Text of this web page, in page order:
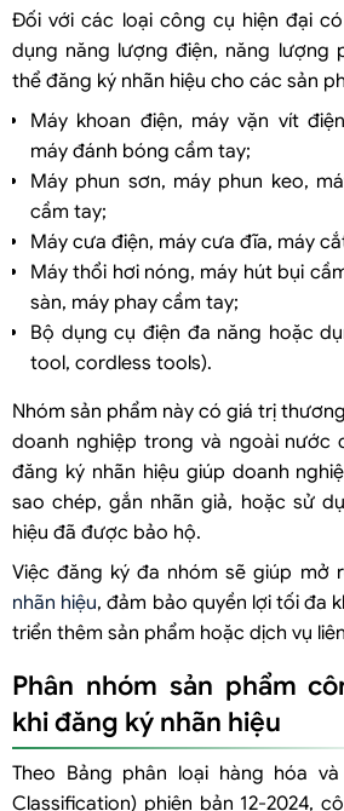
Đối với các loại công cụ hiện đại
dụng năng lượng điện, năng lượng
thể đăng ký nhãn hiệu cho các sản
Máy khoan điện, máy vặn vít
máy đánh bóng cầm tay;
Máy phun sơn, máy phun keo,
cầm tay;
Máy cưa điện, máy cưa đĩa, máy
Máy thổi hơi nóng, máy hút bụi
sàn, máy phay cầm tay;
Bộ dụng cụ điện đa năng hoặc
tool, cordless tools).
Nhóm sản phẩm này có giá trị
doanh nghiệp trong và ngoài nước
đăng ký nhãn hiệu giúp doanh
sao chép, gắn nhãn giả, hoặc sử
hiệu đã được bảo hộ.
Việc đăng ký đa nhóm sẽ giúp mở
nhãn hiệu, đảm bảo quyền lợi tối đa
triển thêm sản phẩm hoặc dịch vụ
Phân nhóm sản phẩm
khi đăng ký nhãn hiệu
Theo Bảng phân loại hàng hóa
Classification) phiên bản 12-2024,